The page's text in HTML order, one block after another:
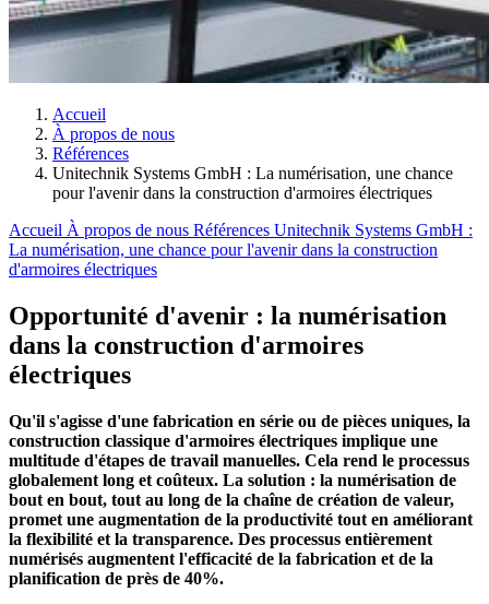
Accueil
À propos de nous
Références
Unitechnik Systems GmbH : La numérisation, une chance
pour l'avenir dans la construction d'armoires électriques
Accueil À propos de nous Références Unitechnik Systems GmbH :
La numérisation, une chance pour l'avenir dans la construction
d'armoires électriques
Opportunité d'avenir : la numérisation
dans la construction d'armoires
électriques
Qu'il s'agisse d'une fabrication en série ou de pièces uniques, la
construction classique d'armoires électriques implique une
multitude d'étapes de travail manuelles. Cela rend le processus
globalement long et coûteux. La solution : la numérisation de
bout en bout, tout au long de la chaîne de création de valeur,
promet une augmentation de la productivité tout en améliorant
la flexibilité et la transparence. Des processus entièrement
numérisés augmentent l'efficacité de la fabrication et de la
planification de près de 40%.